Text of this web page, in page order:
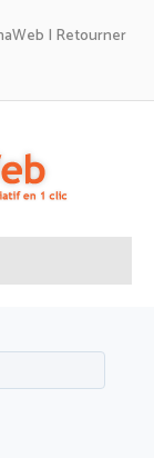
| Retourner